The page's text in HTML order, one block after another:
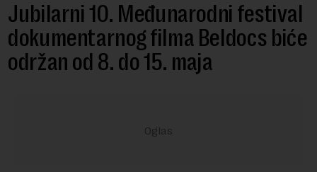
Jubilarni 10. Međunarodni festival
dokumentarnog filma Beldocs biće
održan od 8. do 15. maja